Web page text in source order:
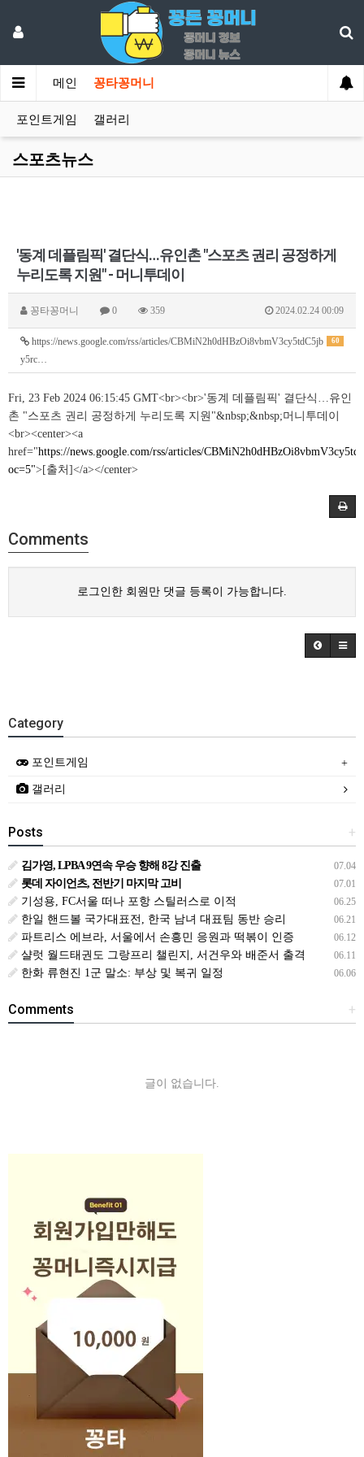
메인 꽁타꽁머니
포인트게임 갤러리
스포츠뉴스
'동계 데플림픽' 결단식…유인촌 "스포츠 권리 공정하게
누리도록 지원" - 머니투데이
꽁타꽁머니 0 359 2024.02.24 00:09
60
https://news.google.com/rss/articles/CBMiN2h0dHBzOi8vbmV3cy5tdC5jb
y5rc…
Fri, 23 Feb 2024 06:15:45 GMT<br><br>'동계 데플림픽' 결단식…유인
촌 "스포츠 권리 공정하게 누리도록 지원"&nbsp;&nbsp;머니투데이
<br><center><a
href="https://news.google.com/rss/articles/
oc=5">[출처]</a></center>
Comments
로그인한 회원만 댓글 등록이 가능합니다.
Category
포인트게임
갤러리
+
Posts
07.04
김가영, LPBA 9연속 우승 향해 8강 진출
07.01
롯데 자이언츠, 전반기 마지막 고비
06.25
기성용, FC서울 떠나 포항 스틸러스로 이적
06.21
한일 핸드볼 국가대표전, 한국 남녀 대표팀 동반 승리
06.12
파트리스 에브라, 서울에서 손흥민 응원과 떡볶이 인증
06.11
샬럿 월드태권도 그랑프리 챌린지, 서건우와 배준서 출격
06.06
한화 류현진 1군 말소: 부상 및 복귀 일정
+
Comments
글이 없습니다.